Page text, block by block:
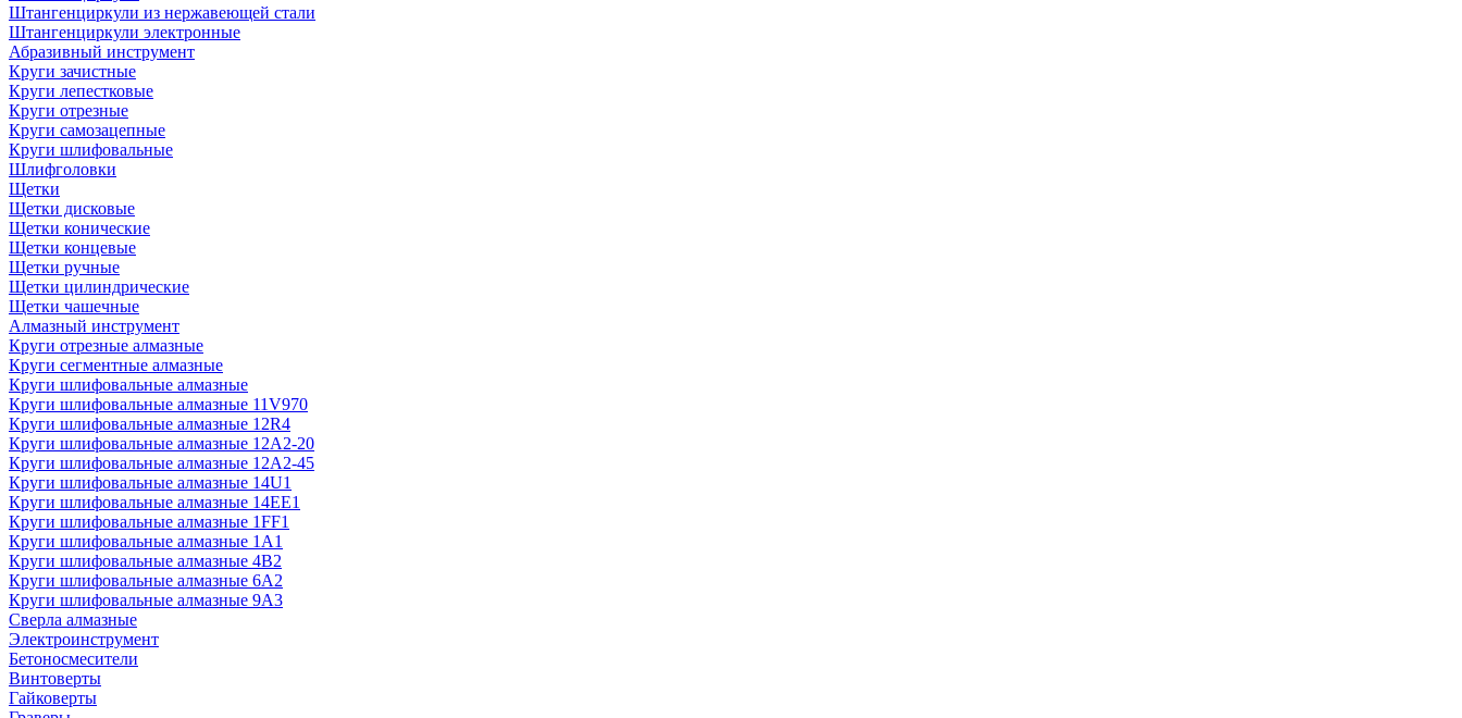
Штангенциркули из нержавеющей стали
Штангенциркули электронные
Абразивный инструмент
Круги зачистные
Круги лепестковые
Круги отрезные
Круги самозацепные
Круги шлифовальные
Шлифголовки
Щетки
Щетки дисковые
Щетки конические
Щетки концевые
Щетки ручные
Щетки цилиндрические
Щетки чашечные
Алмазный инструмент
Круги отрезные алмазные
Круги сегментные алмазные
Круги шлифовальные алмазные
Круги шлифовальные алмазные 11V970
Круги шлифовальные алмазные 12R4
Круги шлифовальные алмазные 12А2-20
Круги шлифовальные алмазные 12А2-45
Круги шлифовальные алмазные 14U1
Круги шлифовальные алмазные 14ЕЕ1
Круги шлифовальные алмазные 1FF1
Круги шлифовальные алмазные 1А1
Круги шлифовальные алмазные 4В2
Круги шлифовальные алмазные 6A2
Круги шлифовальные алмазные 9А3
Сверла алмазные
Электроинструмент
Бетоносмесители
Винтоверты
Гайковерты